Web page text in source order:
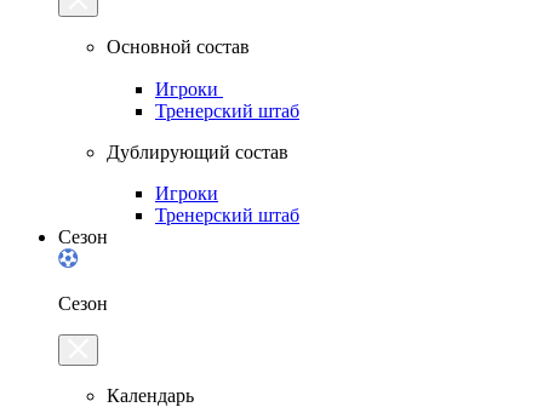
Основной состав
Игроки
Тренерский штаб
Дублирующий состав
Игроки
Тренерский штаб
Сезон
Сезон
Календарь